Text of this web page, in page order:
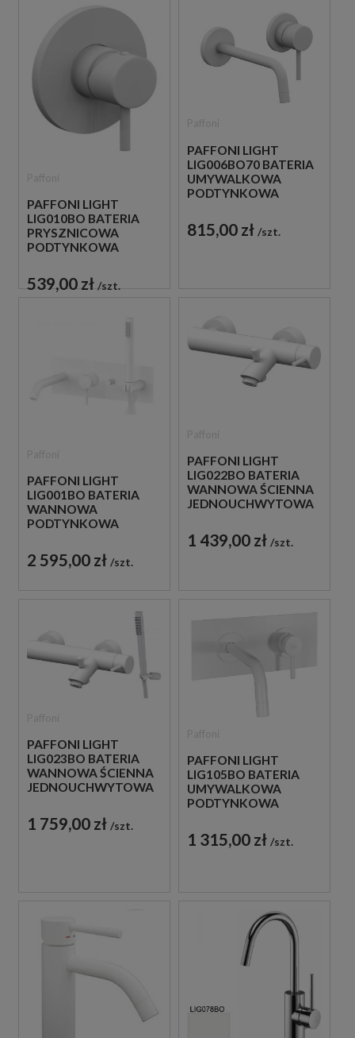
PAFFONI LIGHT
LIG010BO BATERIA
PRYSZNICOWA
PODTYNKOWA
BIAŁA
539,00 zł szt.
PAFFONI LIGHT
LIG006BO70 BATERIA
UMYWALKOWA
PODTYNKOWA
BIAŁA
815,00 zł szt.
PAFFONI LIGHT
LIG001BO BATERIA
WANNOWA
PODTYNKOWA
BIAŁA
2 595,00 zł szt.
PAFFONI LIGHT
LIG022BO BATERIA
WANNOWA ŚCIENNA
JEDNOUCHWYTOWA
1 439,00 zł szt.
PAFFONI LIGHT
LIG023BO BATERIA
WANNOWA ŚCIENNA
JEDNOUCHWYTOWA
1 759,00 zł szt.
PAFFONI LIGHT
LIG105BO BATERIA
UMYWALKOWA
PODTYNKOWA
BIAŁA
1 315,00 zł szt.